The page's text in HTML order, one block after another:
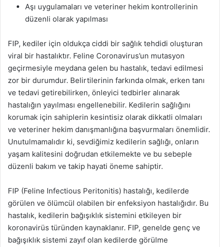
Aşı uygulamaları ve veteriner hekim kontrollerinin
düzenli olarak yapılması
FIP, kediler için oldukça ciddi bir sağlık tehdidi oluşturan
viral bir hastalıktır. Feline Coronavirus’un mutasyon
geçirmesiyle meydana gelen bu hastalık, tedavi edilmesi
zor bir durumdur. Belirtilerinin farkında olmak, erken tanı
ve tedavi getirebilirken, önleyici tedbirler alınarak
hastalığın yayılması engellenebilir. Kedilerin sağlığını
korumak için sahiplerin kesintisiz olarak dikkatli olmaları
ve veteriner hekim danışmanlığına başvurmaları önemlidir.
Unutulmamalıdır ki, sevdiğimiz kedilerin sağlığı, onların
yaşam kalitesini doğrudan etkilemekte ve bu sebeple
düzenli bakım ve takip hayati öneme sahiptir.
FIP (Feline Infectious Peritonitis) hastalığı, kedilerde
görülen ve ölümcül olabilen bir enfeksiyon hastalığıdır. Bu
hastalık, kedilerin bağışıklık sistemini etkileyen bir
koronavirüs türünden kaynaklanır. FIP, genelde genç ve
bağışıklık sistemi zayıf olan kedilerde görülme